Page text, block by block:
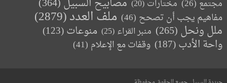
مجتمع (26) مختارات (20)
مفاهيم يجب أن تصحح (46) ملف العدد(2879)
ملل ونحل(265) منبر القراء(25) منوعات(123)
واحة الأدب(187) وقفات مع الإعلام (41)